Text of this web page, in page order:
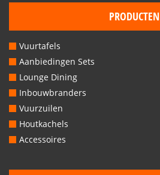
PRODUCTEN
Vuurtafels
Aanbiedingen Sets
Lounge Dining
Inbouwbranders
Vuurzuilen
Houtkachels
Accessoires